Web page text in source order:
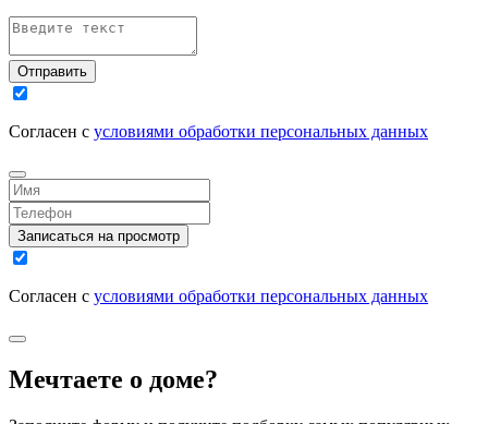
Отправить
Согласен с условиями обработки персональных данных
Записаться на просмотр
Согласен с условиями обработки персональных данных
Мечтаете о доме?